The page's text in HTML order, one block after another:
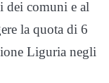
dei comuni e al
la quota di 6
Liguria negli